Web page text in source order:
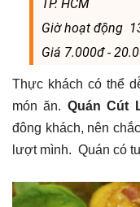
TP. HCM
Giờ hoạt động
Giá 7.000đ -
Thực khách có thể
món ăn. Quán Cút
đông khách, nên
lượt mình. Quán có